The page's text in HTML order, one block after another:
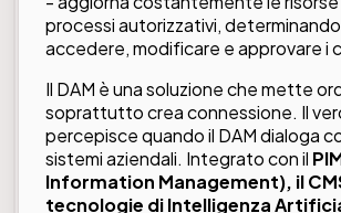
processi autorizzativi,
accedere, modificare e approvare i
Il DAM è una soluzione che mette
soprattutto crea connessione. Il
percepisce quando il DAM dialoga
sistemi aziendali. Integrato con il
Information Management), il
tecnologie di Intelligenza